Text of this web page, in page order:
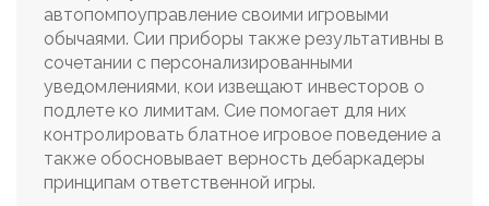
автопомпоуправление своими игровыми
обычаями. Сии приборы также результативны в
сочетании с персонализированными
уведомлениями, кои извещают инвесторов о
подлете ко лимитам. Сие помогает для них
контролировать блатное игровое поведение а
также обосновывает верность дебаркадеры
принципам ответственной игры.